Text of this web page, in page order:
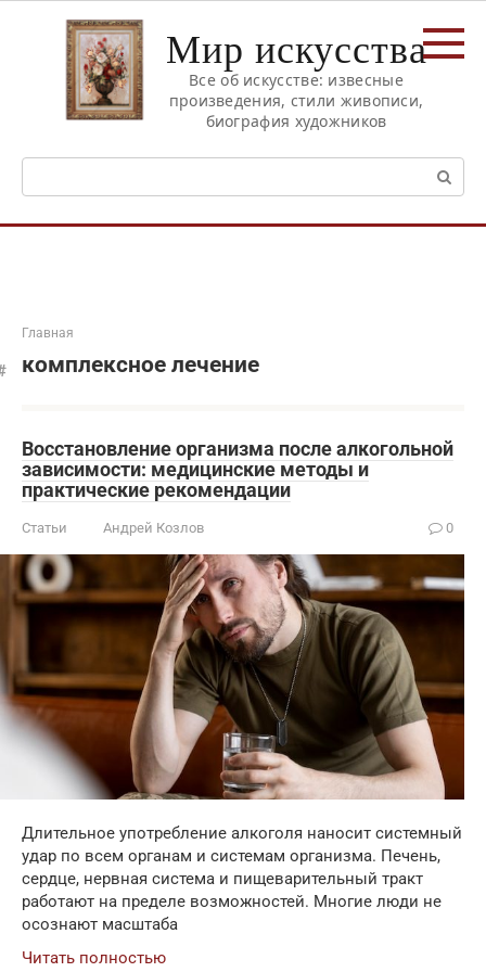
Мир искусства
Все об искусстве: извесные
произведения, стили живописи,
биография художников
Поиск:
Главная
комплексное лечение
Восстановление организма после алкогольной
зависимости: медицинские методы и
практические рекомендации
Статьи Андрей Козлов 0
Длительное употребление алкоголя наносит системный
удар по всем органам и системам организма. Печень,
сердце, нервная система и пищеварительный тракт
работают на пределе возможностей. Многие люди не
осознают масштаба
Читать полностью